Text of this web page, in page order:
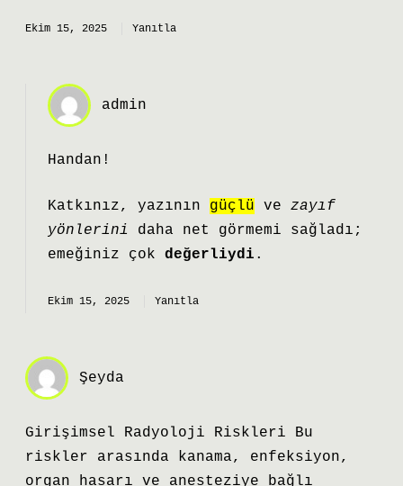
Ekim 15, 2025 Yanıtla
admin
Handan!
Katkınız, yazının güçlü ve zayıf
yönlerini
daha net görmemi sağladı;
emeğiniz çok değerliydi .
Ekim 15, 2025 Yanıtla
Şeyda
Girişimsel Radyoloji Riskleri Bu
riskler arasında kanama, enfeksiyon,
organ hasarı ve anesteziye bağlı